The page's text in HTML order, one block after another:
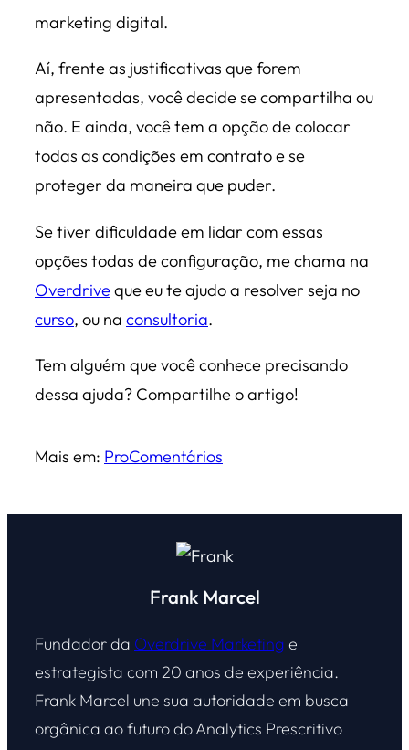
marketing digital.
Aí, frente as justificativas que forem
apresentadas, você decide se compartilha ou
não. E ainda, você tem a opção de colocar
todas as condições em contrato e se
proteger da maneira que puder.
Se tiver dificuldade em lidar com essas
opções todas de configuração, me chama na
Overdriveque eu te ajudo a resolver seja no
curso, ou na consultoria.
Tem alguém que você conhece precisando
dessa ajuda? Compartilhe o artigo!
Mais em: ProComentários
Frank Marcel
Fundador da Overdrive Marketing e
estrategista com 20 anos de experiência.
Frank Marcel une sua autoridade em busca
orgânica ao futuro do Analytics Prescritivo